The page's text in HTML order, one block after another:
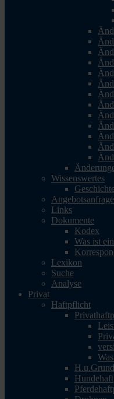
Wissenswertes
Links
Dokumente
Kodex
Was ist
Lexikon
Suche
Analyse
Privat
Haftpflicht